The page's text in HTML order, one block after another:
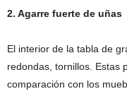
2. Agarre fuerte de uñas
El interior de la tabla de
redondas, tornillos. Estas
comparación con los